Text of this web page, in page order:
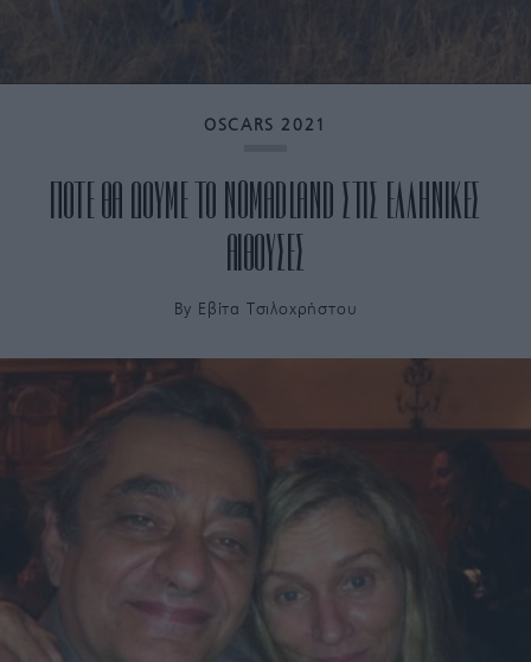
OSCARS 2021
ΠΟΤΕ ΘΑ ΔΟΥΜΕ ΤΟ ΝOMADLAND ΣΤΙΣ ΕΛΛΗΝΙΚΕΣ
ΑΙΘΟΥΣΕΣ
By Εβίτα Τσιλοχρήστου